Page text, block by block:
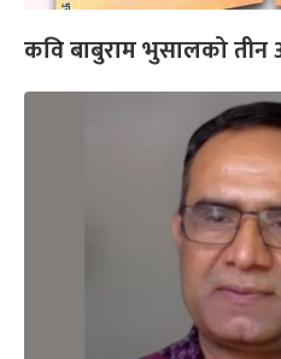
कवि बाबुराम भुसालको